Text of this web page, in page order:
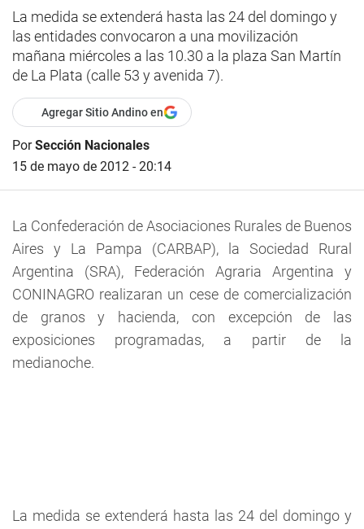
La medida se extenderá hasta las 24 del domingo y
las entidades convocaron a una movilización
mañana miércoles a las 10.30 a la plaza San Martín
de La Plata (calle 53 y avenida 7).
Agregar Sitio Andino en
PorSección Nacionales
15 de mayo de 2012 - 20:14
La Confederación de Asociaciones Rurales de Buenos
Aires y La Pampa (CARBAP), la Sociedad Rural
Argentina (SRA), Federación Agraria Argentina y
CONINAGRO realizaran un cese de comercialización
de granos y hacienda, con excepción de las
exposiciones programadas, a partir de la
medianoche.
La medida se extenderá hasta las 24 del domingo y